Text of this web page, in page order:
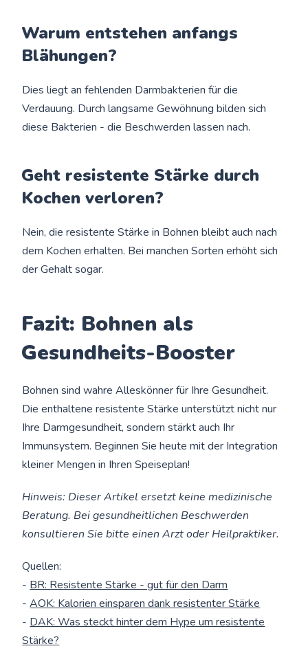
Warum entstehen anfangs
Blähungen?
Dies liegt an fehlenden Darmbakterien für die
Verdauung. Durch langsame Gewöhnung bilden sich
diese Bakterien - die Beschwerden lassen nach.
Geht resistente Stärke durch
Kochen verloren?
Nein, die resistente Stärke in Bohnen bleibt auch nach
dem Kochen erhalten. Bei manchen Sorten erhöht sich
der Gehalt sogar.
Fazit: Bohnen als
Gesundheits-Booster
Bohnen sind wahre Alleskönner für Ihre Gesundheit.
Die enthaltene resistente Stärke unterstützt nicht nur
Ihre Darmgesundheit, sondern stärkt auch Ihr
Immunsystem. Beginnen Sie heute mit der Integration
kleiner Mengen in Ihren Speiseplan!
Hinweis: Dieser Artikel ersetzt keine medizinische
Beratung. Bei gesundheitlichen Beschwerden
konsultieren Sie bitte einen Arzt oder Heilpraktiker.
Quellen:
- BR: Resistente Stärke - gut für den Darm
-AOK: Kalorien einsparen dank resistenter Stärke
- DAK: Was steckt hinter dem Hype um resistente
Stärke?